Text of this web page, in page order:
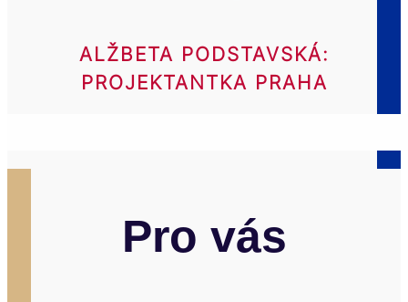
ALŽBETA PODSTAVSKÁ:
PROJEKTANTKA PRAHA
Pro vás